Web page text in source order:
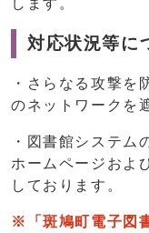
します。
対応状況等に
・さらなる攻撃を
のネットワークを
・図書館システム
ホームページおよ
しております。
※「斑鳩町電子図